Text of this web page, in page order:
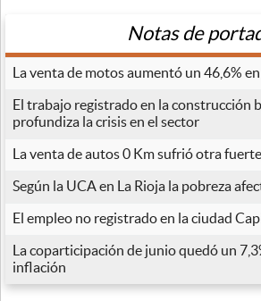
Notas de
La venta de motos aumentó un 46,6%
El trabajo registrado en la construcción
profundiza la crisis en el sector
La venta de autos 0 Km sufrió otra
Según la UCA en La Rioja la pobreza
El empleo no registrado en la ciudad
La coparticipación de junio quedó un
inflación